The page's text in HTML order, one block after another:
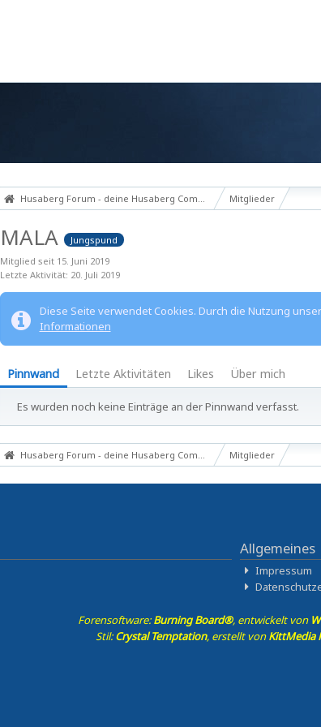
Husaberg Forum - deine Husaberg Community Mitglieder
MALA
Jungspund
Mitglied seit 15. Juni 2019
Letzte Aktivität 20. Juli 2019
Diese Seite verwendet Cookies. Durch die Nutzung
Informationen
Pinnwand Letzte Aktivitäten Likes Über mich
Es wurden noch keine Einträge an der Pinnwand verfasst.
Husaberg Forum - deine Husaberg Community Mitglieder
Allgemeines
Impressum
Forensoftware:Burning Board®, entwickelt von
Stil:Crystal Temptation, erstellt vonKittMedia